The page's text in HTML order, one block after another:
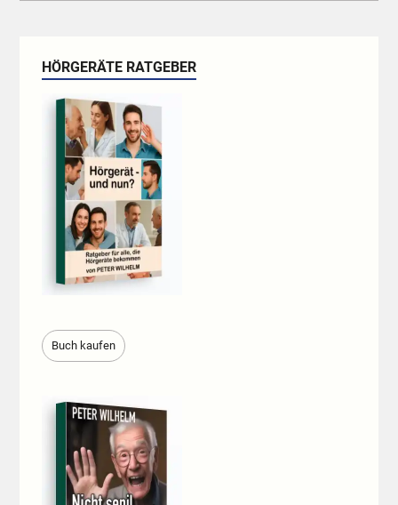
HÖRGERÄTE RATGEBER
Buch kaufen